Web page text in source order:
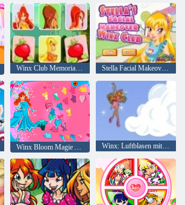
Winx Club Memorial Trick Stella Facial Makeover Winx Club
Winx: Luftblasen mit den Feen